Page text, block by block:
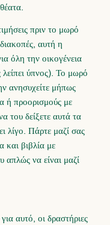
πριν το μωρό
αυτή η
όλη την οικογένεια
ύπνος). Το μωρό
ανησυχείτε μήπως
ή προορισμούς με
του δείξετε αυτά τα
λίγο. Πάρτε μαζί σας
και βιβλία με
απλώς να είναι μαζί
αυτό, οι δραστήριες